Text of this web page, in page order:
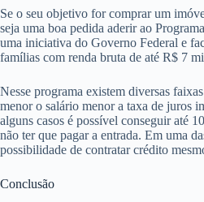
Se o seu objetivo for comprar um
seja uma boa pedida aderir ao
uma iniciativa do Governo Federal e
famílias com renda bruta de até R$ 7
Nesse programa existem diversas
menor o salário menor a taxa de juros
alguns casos é possível conseguir até
não ter que pagar a entrada. Em uma
possibilidade de contratar crédito
Conclusão